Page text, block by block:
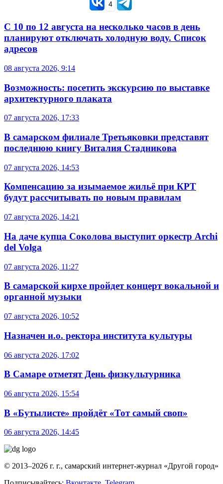
4
С 10 по 12 августа на несколько часов в день
планируют отключать холодную воду. Список
адресов
08 августа 2026, 9:14
Возможность: посетить экскурсию по выставке
архитектурного плаката
07 августа 2026, 17:33
В самарском филиале Третьяковки представят
последнюю книгу Виталия Стадникова
07 августа 2026, 14:53
Компенсацию за изымаемое жильё при КРТ
будут рассчитывать по новым правилам
07 августа 2026, 14:21
На даче купца Соколова выступит оркестр Archi
del Volga
07 августа 2026, 11:27
В самарской кирхе пройдет концерт вокальной и
органной музыки
07 августа 2026, 10:52
Назначен и.о. ректора института культуры
06 августа 2026, 17:02
В Самаре отметят День физкультурника
06 августа 2026, 15:54
В «Бутылисте» пройдёт «Тот самый своп»
06 августа 2026, 14:45
© 2013–2026 г. г., самарский интернет-журнал «Другой город»